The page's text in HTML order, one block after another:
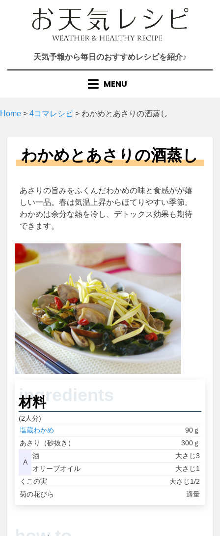
天気予報から毎日のおすすめレシピを紹介♪
MENU
Home > 4コマレシピ > わかめとあさりの酒蒸し
わかめとあさりの酒蒸し
あさりの旨みをふくんだわかめの味と食感がが嬉
しい一品。春は気温上昇からほてりやすい季節。
わかめは余分な熱を冷し、デトックス効果も期待
できます。
材料
(2人分)
塩蔵わかめ
90ｇ
あさり（砂抜き）
300ｇ
A
酒
大さじ3
オリーブオイル
大さじ1
くこの実
大さじ1/2
菊の花びら
適量